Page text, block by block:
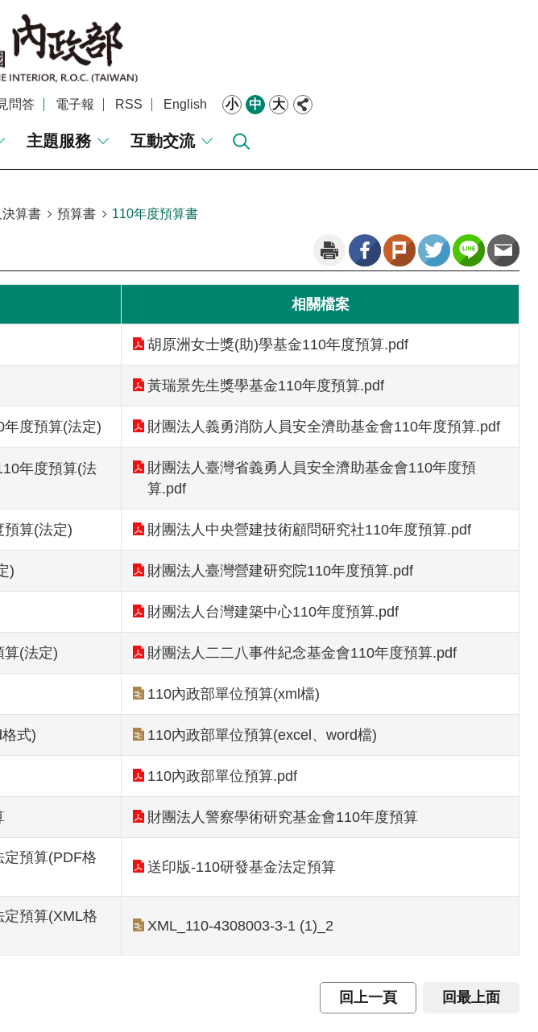
問答 電子報 RSS English 小 中 大
主題服務 互動交流
算書 預算書 110年度預算書
相關檔案
胡原洲女士獎(助)學基金110年度預算.pdf
黃瑞景先生獎學基金110年度預算.pdf
度預算(法定) 財團法人義勇消防人員安全濟助基金會110年度預算.pdf
年度預算(法
財團法人臺灣省義勇人員安全濟助基金會110年度預
算.pdf
預算(法定) 財團法人中央營建技術顧問研究社110年度預算.pdf
) 財團法人臺灣營建研究院110年度預算.pdf
財團法人台灣建築中心110年度預算.pdf
算(法定) 財團法人二二八事件紀念基金會110年度預算.pdf
110內政部單位預算(xml檔)
式) 110內政部單位預算(excel、word檔)
110內政部單位預算.pdf
財團法人警察學術研究基金會110年度預算
預算(PDF格
送印版-110研發基金法定預算
預算(XML格
XML_110-4308003-3-1 (1)_2
回上一頁 回最上面